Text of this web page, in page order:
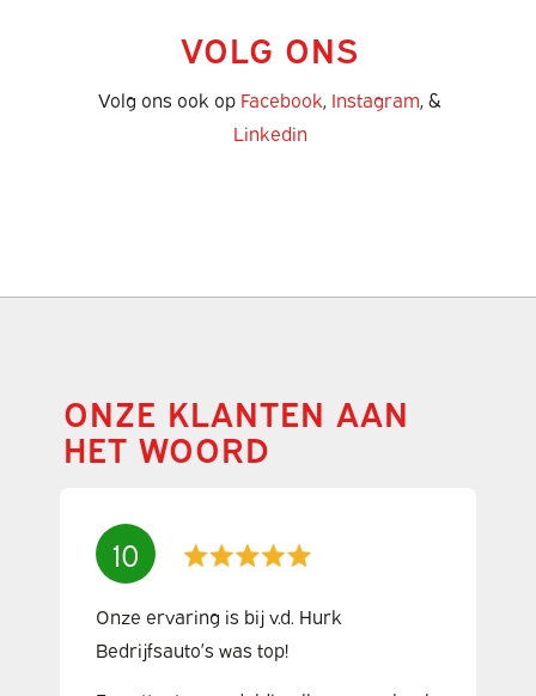
VOLG ONS
Volg ons ook op Facebook, Instagram, &
Linkedin
ONZE KLANTEN AAN
HET WOORD
10
Onze ervaring is bij v.d. Hurk
Bedrijfsauto’s was top!